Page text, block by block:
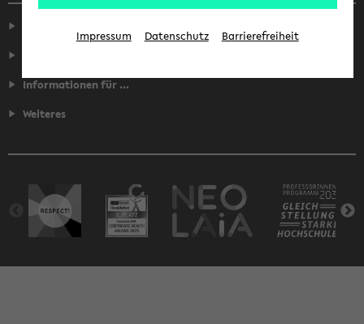
Informationen für ...
Weiteres
Impressum Datenschutz Barrierefreiheit